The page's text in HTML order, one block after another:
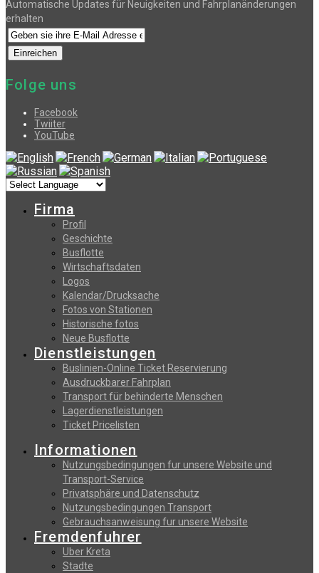
Automatische Updates für Neuigkeiten und Fahrplanänderungen
erhalten
Folge uns
Facebook
Twiiter
YouTube
Firma
Profil
Geschichte
Busflotte
Wirtschaftsdaten
Logos
Kalendar/Drucksache
Fotos von Stationen
Historische fotos
Neue Busflotte
Dienstleistungen
Buslinien-Online Ticket Reservierung
Αusdruckbarer Fahrplan
Transport für behinderte Menschen
Lagerdienstleistungen
Ticket Pricelisten
Informationen
Nutzungsbedingungen fur unsere Website und
Transport-Service
Privatsphäre und Datenschutz
Nutzungsbedingungen Transport
Gebrauchsanweisung fur unsere Website
Fremdenfuhrer
Uber Kreta
Stadte